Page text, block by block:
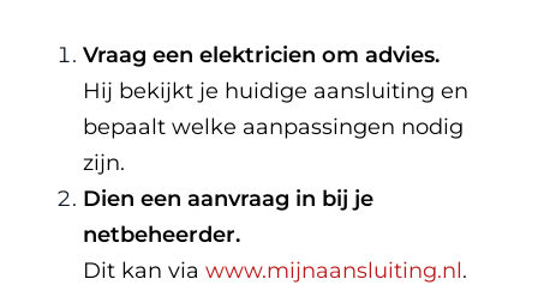
Vraag een elektricien om advies.
Hij bekijkt je huidige aansluiting en
bepaalt welke aanpassingen nodig
zijn.
Dien een aanvraag in bij je
netbeheerder.
Dit kan via www.mijnaansluiting.nl.